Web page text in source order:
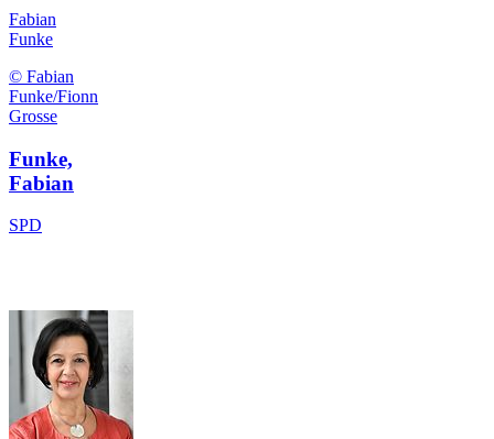
Funke/Fionn
Grosse
Funke,
Fabian
SPD